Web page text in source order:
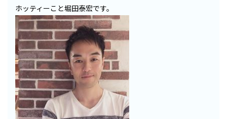
ホッティーこと堀田泰宏です。